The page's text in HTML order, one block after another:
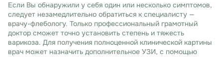
Если Вы обнаружили у себя один или несколько симптомов,
следует незамедлительно обратиться к специалисту —
врачу-флебологу. Только профессиональный грамотный
доктор сможет точно установить степень и тяжесть
варикоза. Для получения полноценной клинической картины
врач может назначить дополнительное УЗИ, с помощью